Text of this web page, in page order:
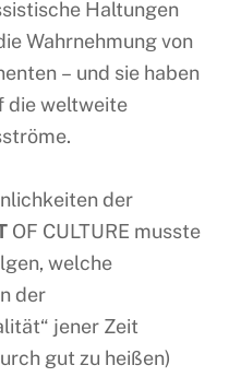
Haltungen
Wahrnehmung von
– und sie haben
die weltweite
der
OF CULTURE musste
welche
der
jener Zeit
gut zu heißen)